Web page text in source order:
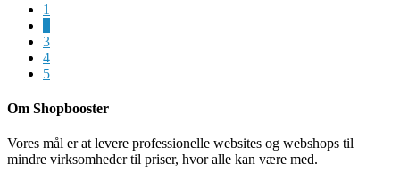
1
3
4
5
Om Shopbooster
Vores mål er at levere professionelle websites og webshops til
mindre virksomheder til priser, hvor alle kan være med.